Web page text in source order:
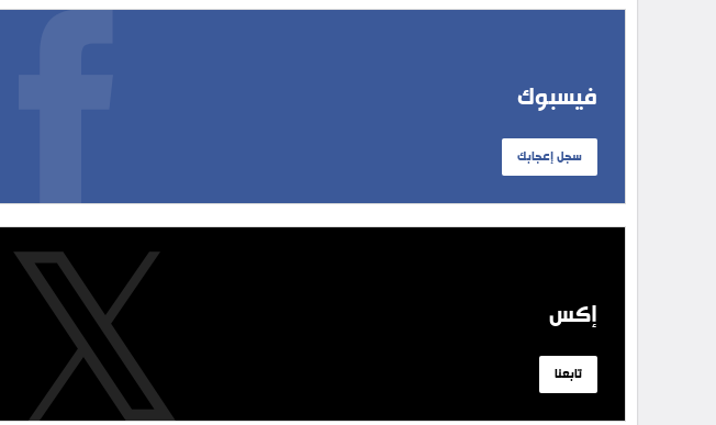
فيسبوك
سجل إعجابك
إكس
تابعنا